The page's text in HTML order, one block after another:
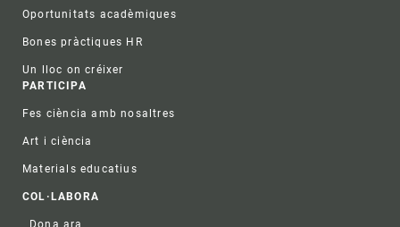
Oportunitats acadèmiques
Bones pràctiques HR
Un lloc on créixer
PARTICIPA
Fes ciència amb nosaltres
Art i ciència
Materials educatius
COL·LABORA